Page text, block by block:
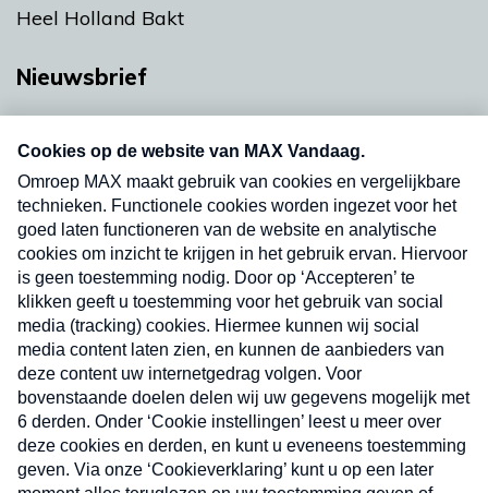
Heel Holland Bakt
Nieuwsbrief
nieuwsbrief. Elke vrijdag- en dinsdagochtend in
uw mailbox.
Verzend
Nieuwsbrief
Neem hier een gratis abonnement op onze